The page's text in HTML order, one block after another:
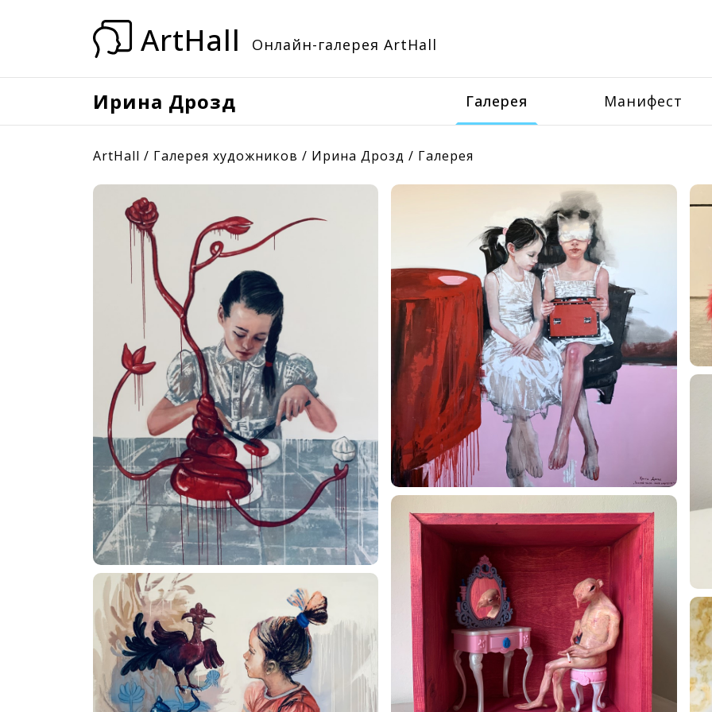
ArtHall Онлайн-галерея ArtHall
Ирина Дрозд Галерея Манифест
ArtHall / Галерея художников / Ирина Дрозд / Галерея